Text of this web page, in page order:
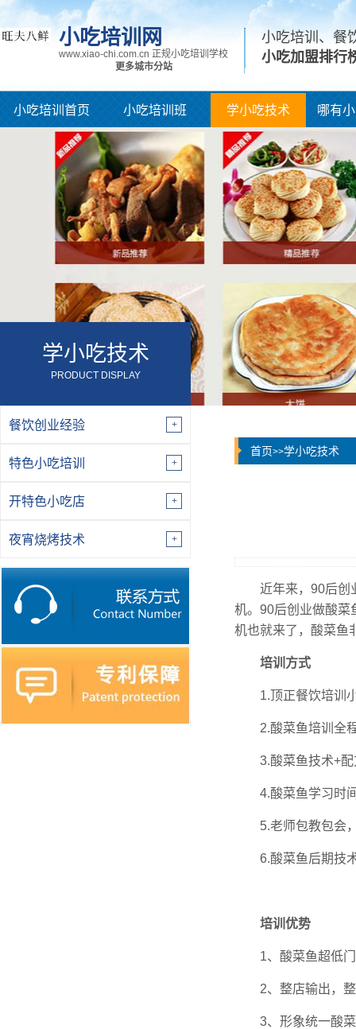
小吃培训网
www.xiao-chi.com.cn 正规小吃培训学校
更多城市分站
小吃培训、餐
小吃加盟排行
小吃培训首页 小吃培训班 学小吃技术 哪有
学小吃技术
PRODUCT DISPLAY
餐饮创业经验
特色小吃培训
开特色小吃店
夜宵烧烤技术
首页>>学小吃技术
近年来，90后创
机。90后创业做酸菜
机也就来了，酸菜鱼
培训方式
1.顶正餐饮培训
2.酸菜鱼培训全
3.酸菜鱼技术+
4.酸菜鱼学习时
5.老师包教包会
6.酸菜鱼后期技
培训优势
1、酸菜鱼超低
2、整店输出，
3、形象统一酸